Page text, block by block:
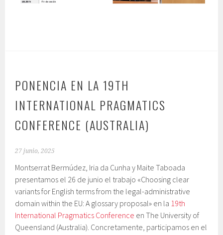
PONENCIA EN LA 19TH
INTERNATIONAL PRAGMATICS
CONFERENCE (AUSTRALIA)
27 junio, 2025
Montserrat Bermúdez, Iria da Cunha y Maite Taboada
presentamos el 26 de junio el trabajo «Choosing clear
variants for English terms from the legal-administrative
domain within the EU: A glossary proposal» en la 19th
International Pragmatics Conference en The University of
Queensland (Australia). Concretamente, participamos en el